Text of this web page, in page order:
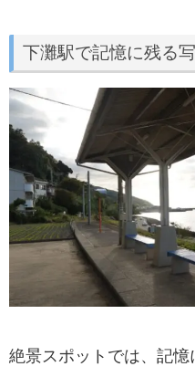
下灘駅で記憶に残る
絶景スポットでは、記